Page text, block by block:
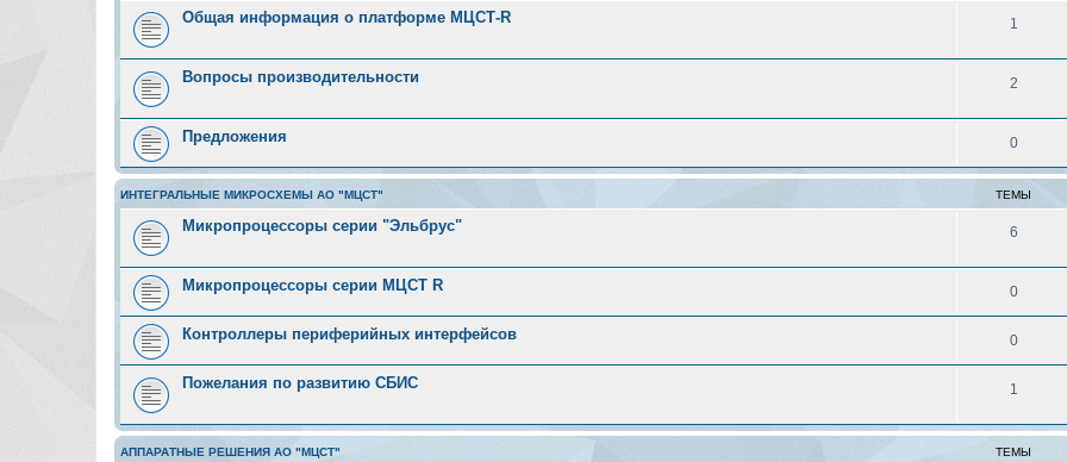
Общая информация о платформе МЦСТ-R 1
Вопросы производительности 2
Предложения 0
ИНТЕГРАЛЬНЫЕ МИКРОСХЕМЫ АО "МЦСТ" ТЕМЫ
Микропроцессоры серии "Эльбрус" 6
Микропроцессоры серии МЦСТ R 0
Контроллеры периферийных интерфейсов 0
Пожелания по развитию СБИС 1
АППАРАТНЫЕ РЕШЕНИЯ АО "МЦСТ" ТЕМЫ